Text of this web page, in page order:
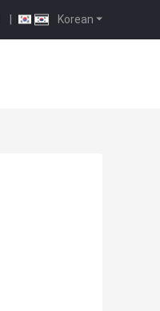
Korean
|